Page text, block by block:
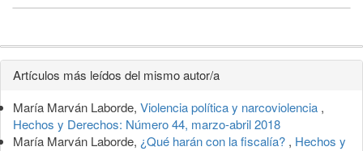
Detalles
del
artículo
Artículos más leídos del mismo autor/a
María Marván Laborde, Violencia política y narcoviolencia ,
Hechos y Derechos: Número 44, marzo-abril 2018
María Marván Laborde, ¿Qué harán con la fiscalía? , Hechos y